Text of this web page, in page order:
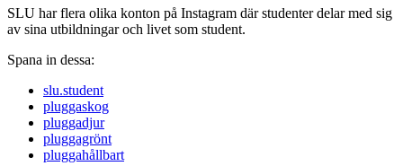
SLU har flera olika konton på Instagram där studenter delar med sig
av sina utbildningar och livet som student.
Spana in dessa:
slu.student
pluggaskog
pluggadjur
pluggagrönt
pluggahållbart